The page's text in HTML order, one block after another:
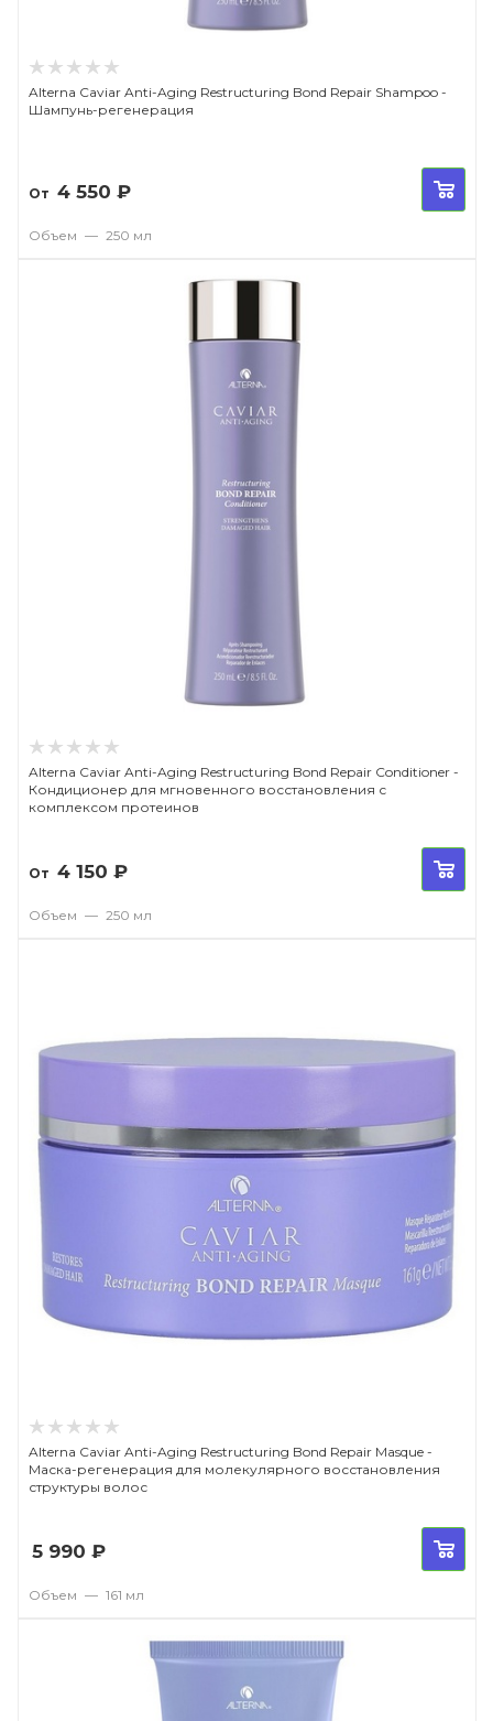
Alterna Caviar Anti-Aging Restructuring Bond Repair Shampoo -
Шампунь-регенерация
От 4 550 ₽
Объем — 250 мл
Alterna Caviar Anti-Aging Restructuring Bond Repair Conditioner -
Кондиционер для мгновенного восстановления с
комплексом протеинов
От 4 150 ₽
Объем — 250 мл
Alterna Caviar Anti-Aging Restructuring Bond Repair Masque -
Маска-регенерация для молекулярного восстановления
структуры волос
5 990 ₽
Объем — 161 мл